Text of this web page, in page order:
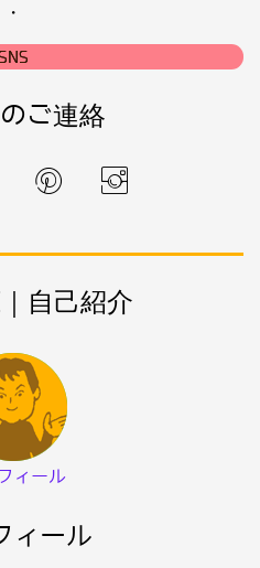
・
ご連絡
自己紹介
ィール
ィール